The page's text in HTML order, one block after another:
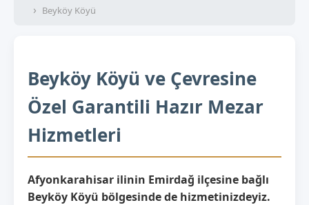
Beyköy Köyü
Beyköy Köyü ve Çevresine
Özel Garantili Hazır Mezar
Hizmetleri
Afyonkarahisar ilinin Emirdağ ilçesine bağlı
Beyköy Köyü bölgesinde de hizmetinizdeyiz.